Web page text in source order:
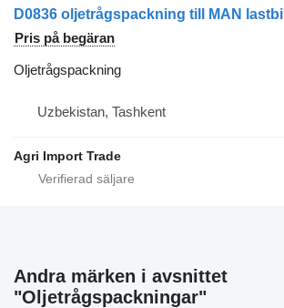
D0836 oljetrågspackning till MAN lastbil
Pris på begäran
Oljetrågspackning
Uzbekistan, Tashkent
Agri Import Trade
Andra märken i avsnittet
"Oljetrågspackningar"